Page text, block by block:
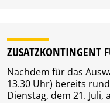
ZUSATZKONTINGENT
Nachdem für das
13.30 Uhr) bereits
Dienstag, dem 21.